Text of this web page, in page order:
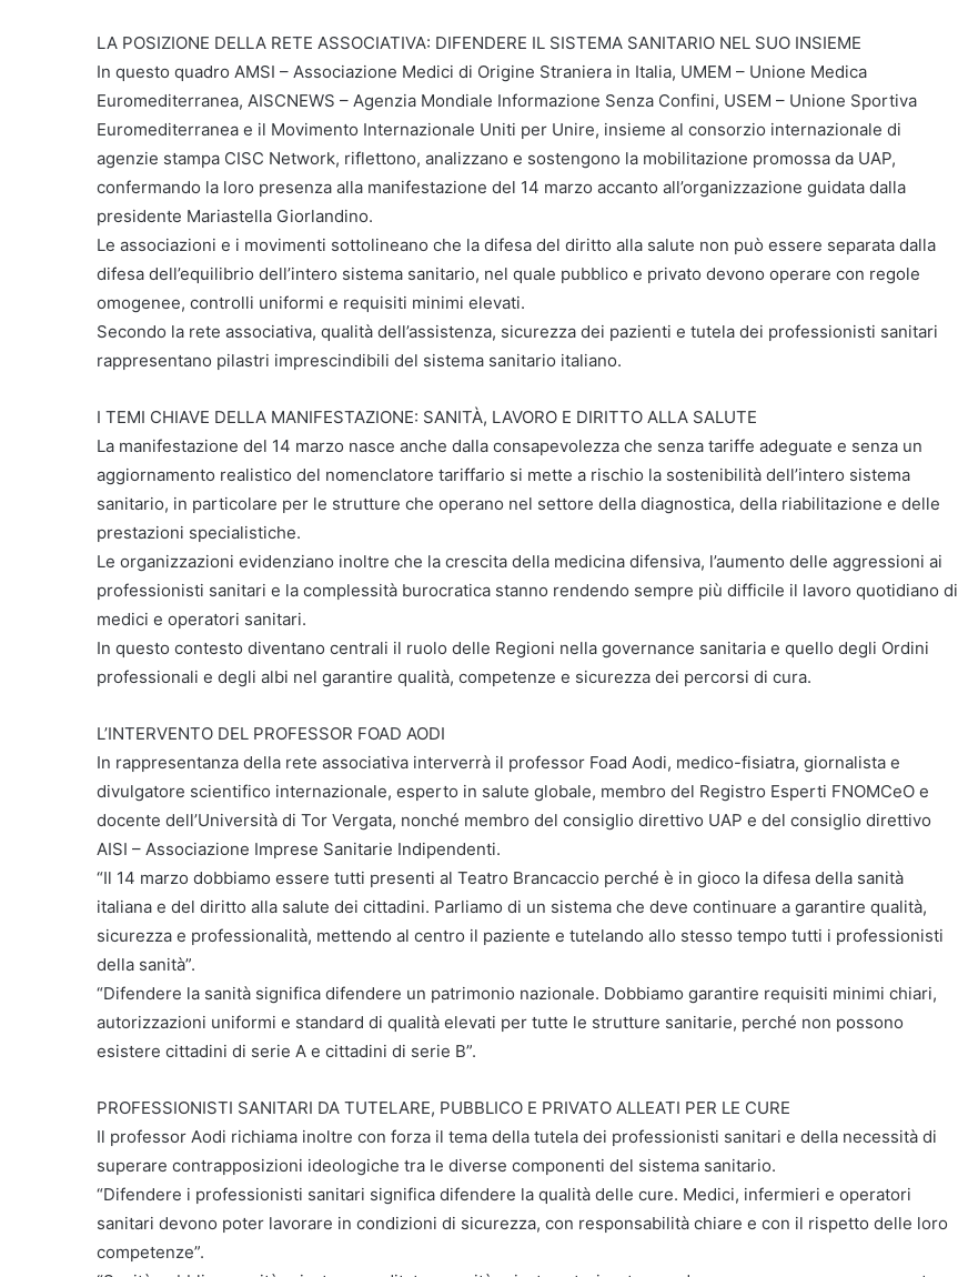
LA POSIZIONE DELLA RETE ASSOCIATIVA: DIFENDERE IL SISTEMA SANITARIO NEL SUO INSIEME
In questo quadro AMSI – Associazione Medici di Origine Straniera in Italia, UMEM – Unione Medica
Euromediterranea, AISCNEWS – Agenzia Mondiale Informazione Senza Confini, USEM – Unione Sportiva
Euromediterranea e il Movimento Internazionale Uniti per Unire, insieme al consorzio internazionale di
agenzie stampa CISC Network, riflettono, analizzano e sostengono la mobilitazione promossa da UAP,
confermando la loro presenza alla manifestazione del 14 marzo accanto all’organizzazione guidata dalla
presidente Mariastella Giorlandino.
Le associazioni e i movimenti sottolineano che la difesa del diritto alla salute non può essere separata dalla
difesa dell’equilibrio dell’intero sistema sanitario, nel quale pubblico e privato devono operare con regole
omogenee, controlli uniformi e requisiti minimi elevati.
Secondo la rete associativa, qualità dell’assistenza, sicurezza dei pazienti e tutela dei professionisti sanitari
rappresentano pilastri imprescindibili del sistema sanitario italiano.
I TEMI CHIAVE DELLA MANIFESTAZIONE: SANITÀ, LAVORO E DIRITTO ALLA SALUTE
La manifestazione del 14 marzo nasce anche dalla consapevolezza che senza tariffe adeguate e senza un
aggiornamento realistico del nomenclatore tariffario si mette a rischio la sostenibilità dell’intero sistema
sanitario, in particolare per le strutture che operano nel settore della diagnostica, della riabilitazione e delle
prestazioni specialistiche.
Le organizzazioni evidenziano inoltre che la crescita della medicina difensiva, l’aumento delle aggressioni ai
professionisti sanitari e la complessità burocratica stanno rendendo sempre più difficile il lavoro quotidiano di
medici e operatori sanitari.
In questo contesto diventano centrali il ruolo delle Regioni nella governance sanitaria e quello degli Ordini
professionali e degli albi nel garantire qualità, competenze e sicurezza dei percorsi di cura.
L’INTERVENTO DEL PROFESSOR FOAD AODI
In rappresentanza della rete associativa interverrà il professor Foad Aodi, medico-fisiatra, giornalista e
divulgatore scientifico internazionale, esperto in salute globale, membro del Registro Esperti FNOMCeO e
docente dell’Università di Tor Vergata, nonché membro del consiglio direttivo UAP e del consiglio direttivo
AISI – Associazione Imprese Sanitarie Indipendenti.
“Il 14 marzo dobbiamo essere tutti presenti al Teatro Brancaccio perché è in gioco la difesa della sanità
italiana e del diritto alla salute dei cittadini. Parliamo di un sistema che deve continuare a garantire qualità,
sicurezza e professionalità, mettendo al centro il paziente e tutelando allo stesso tempo tutti i professionisti
della sanità”.
“Difendere la sanità significa difendere un patrimonio nazionale. Dobbiamo garantire requisiti minimi chiari,
autorizzazioni uniformi e standard di qualità elevati per tutte le strutture sanitarie, perché non possono
esistere cittadini di serie A e cittadini di serie B”.
PROFESSIONISTI SANITARI DA TUTELARE, PUBBLICO E PRIVATO ALLEATI PER LE CURE
Il professor Aodi richiama inoltre con forza il tema della tutela dei professionisti sanitari e della necessità di
superare contrapposizioni ideologiche tra le diverse componenti del sistema sanitario.
“Difendere i professionisti sanitari significa difendere la qualità delle cure. Medici, infermieri e operatori
sanitari devono poter lavorare in condizioni di sicurezza, con responsabilità chiare e con il rispetto delle loro
competenze”.